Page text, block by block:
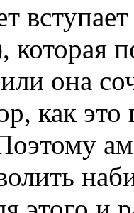
или она
как